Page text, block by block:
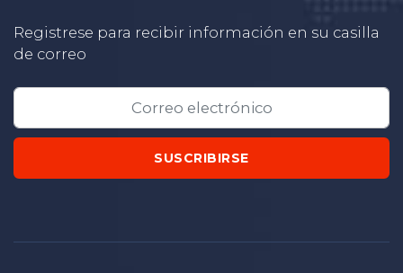
Registrese para recibir información en su casilla
de correo
SUSCRIBIRSE